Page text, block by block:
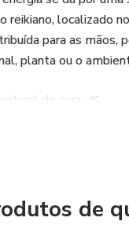
reikiano, localizado
para as mãos,
planta ou o
de cura. 🌿
de